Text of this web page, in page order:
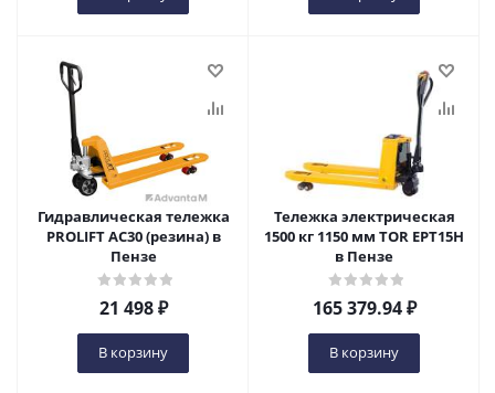
Гидравлическая тележка
PROLIFT AC30 (резина) в
Пензе
21 498₽
В корзину
Тележка электрическая
1500 кг 1150 мм TOR EPT15H
в Пензе
165 379.94₽
В корзину